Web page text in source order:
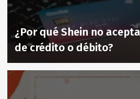
¿Por qué Shein no
de crédito o débito?